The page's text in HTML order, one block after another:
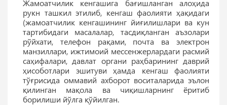
Жамоатчилик кенгашига бағишланган алоҳида
рукн ташкил этилиб, кенгаш фаолияти ҳақидаги
(жамоатчилик кенгашининг йиғилишлари ва кун
тартибидаги масалалар, тасдиқланган аъзолари
рўйхати, телефон рақами, почта ва электрон
манзиллари, ижтимоий мессенжерлардаги расмий
саҳифалари, давлат органи раҳбарининг даврий
ҳисоботлари эшитуви ҳамда кенгаш фаолияти
тўғрисида оммавий ахборот воситаларида эълон
қилинган мақола ва чиқишларнинг ёритиб
борилиши йўлга қўйилган.